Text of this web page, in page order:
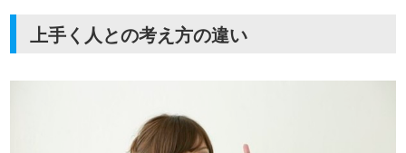
上手く人との考え方の違い